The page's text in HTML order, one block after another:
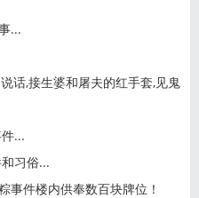
...
话,接生婆和屠夫的红手套,见鬼
...
习俗...
事件楼内供奉数百块牌位！